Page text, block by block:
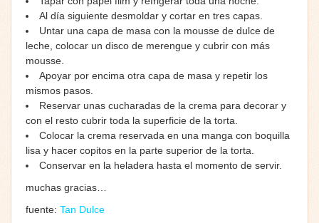
Al día siguiente desmoldar y cortar en tres capas.
Untar una capa de masa con la mousse de dulce de
leche, colocar un disco de merengue y cubrir con más
mousse.
Apoyar por encima otra capa de masa y repetir los
mismos pasos.
Reservar unas cucharadas de la crema para decorar y
con el resto cubrir toda la superficie de la torta.
Colocar la crema reservada en una manga con boquilla
lisa y hacer copitos en la parte superior de la torta.
Conservar en la heladera hasta el momento de servir.
muchas gracias…
fuente: Tan Dulce